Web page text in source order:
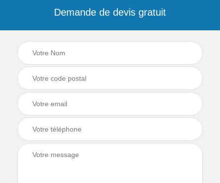
Demande de devis gratuit